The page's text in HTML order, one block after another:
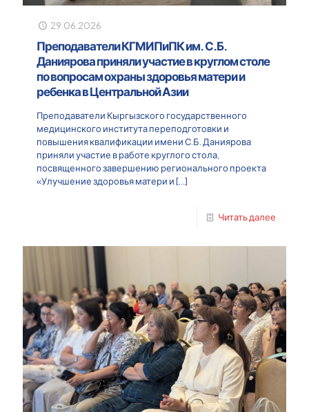
29.06.2026
Преподаватели КГМИПиПК им. С.Б.
Даниярова приняли участие в круглом столе
по вопросам охраны здоровья матери и
ребенка в Центральной Азии
Преподаватели Кыргызского государственного
медицинского института переподготовки и
повышения квалификации имени С.Б. Даниярова
приняли участие в работе круглого стола,
посвященного завершению регионального проекта
«Улучшение здоровья матери и[…]
Читать далее